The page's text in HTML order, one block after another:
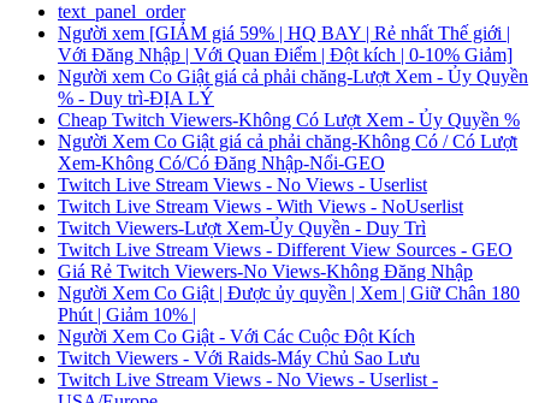
text_panel_order
Người xem [GIẢM giá 59% | HQ BAY | Rẻ nhất Thế giới |
Với Đăng Nhập | Với Quan Điểm | Đột kích | 0-10% Giảm]
Người xem Co Giật giá cả phải chăng-Lượt Xem - Ủy Quyền
% - Duy trì-ĐỊA LÝ
Cheap Twitch Viewers-Không Có Lượt Xem - Ủy Quyền %
Người Xem Co Giật giá cả phải chăng-Không Có / Có Lượt
Xem-Không Có/Có Đăng Nhập-Nổi-GEO
Twitch Live Stream Views - No Views - Userlist
Twitch Live Stream Views - With Views - NoUserlist
Twitch Viewers-Lượt Xem-Ủy Quyền - Duy Trì
Twitch Live Stream Views - Different View Sources - GEO
Giá Rẻ Twitch Viewers-No Views-Không Đăng Nhập
Người Xem Co Giật | Được ủy quyền | Xem | Giữ Chân 180
Phút | Giảm 10% |
Người Xem Co Giật - Với Các Cuộc Đột Kích
Twitch Viewers - Với Raids-Máy Chủ Sao Lưu
Twitch Live Stream Views - No Views - Userlist -